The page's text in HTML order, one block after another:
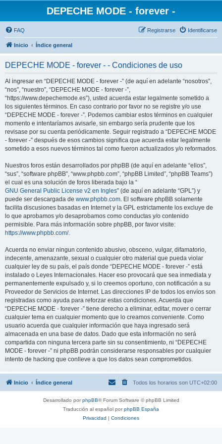
DEPECHE MODE - forever -
FAQ Identificarse
Registrarse
Inicio Índice general
DEPECHE MODE - forever - - Condiciones de uso
Al ingresar en “DEPECHE MODE - forever -” (de aquí en adelante “nosotros”,
“nos”, “nuestro”, “DEPECHE MODE - forever -”,
“https://www.depechemode.es”), usted acuerda estar legalmente sometido a
los siguientes términos. En caso contrario por favor no se registre y/o use
“DEPECHE MODE - forever -”. Podemos cambiar estos términos en cualquier
momento e intentaríamos avisarle, sin embargo sería prudente que los
revisase por su cuenta periódicamente. Seguir registrado a “DEPECHE MODE
- forever -” después de esos cambios significa que acuerda estar legalmente
sometido a esos nuevos términos tal como fueron actualizados y/o reformados.
Nuestros foros están desarrollados por phpBB (de aquí en adelante “ellos”,
“sus”, “software phpBB”, “www.phpbb.com”, “phpBB Limited”, “phpBB Teams”)
el cual es una solución de foros liberada bajo la “
GNU General Public License v2 en Ingles” (de aquí en adelante “GPL”) y
puede ser descargada de www.phpbb.com. El software phpBB solamente
facilita discusiones basadas en Internet y la GPL estrictamente los excluye de
lo que aprobamos y/o desaprobamos como conductas y/o contenido
permisible. Para más información sobre phpBB, por favor visite:
https://www.phpbb.com/.
Acuerda no enviar ningun contenido abusivo, obsceno, vulgar, difamatorio,
indecente, amenazante, sexual o cualquier otro material que pueda violar
cualquier ley de su país, el país donde “DEPECHE MODE - forever -” está
instalado o Leyes Internacionales. Hacer eso provocará que sea inmediata y
permanentemente expulsado y, si lo creemos oportuno, con notificación a su
Proveedor de Servicios de Internet. Las direcciones IP de todos los envíos son
registradas como ayuda para reforzar estas condiciones. Acuerda que
“DEPECHE MODE - forever -” tiene derecho a eliminar, editar, mover o cerrar
cualquier tema en cualquier momento que lo creamos conveniente. Como
usuario acuerda que cualquier información que haya ingresado será
almacenada en una base de datos. Dado que esta información no será
compartida con ninguna tercera parte sin su consentimiento, ni “DEPECHE
MODE - forever -” ni phpBB podrán considerarse responsables por cualquier
intento de hacking que conlleve a que los datos sean comprometidos.
Inicio Índice general Todos los horarios son UTC+02:00
Desarrollado porphpBB® Forum Software © phpBB Limited
Traducción al español porphpBB España
Privacidad | Condiciones